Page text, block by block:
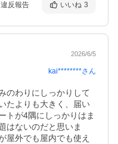
違反報告 いいね 3
2026/6/5
kai********さん
のわりにしっかりして
たよりも大きく、届い
トが4隅にしっかりはま
はないのだと思いま
屋外でも屋内でも使え